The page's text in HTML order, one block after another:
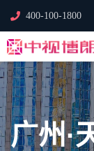
400-100-1800
广州·